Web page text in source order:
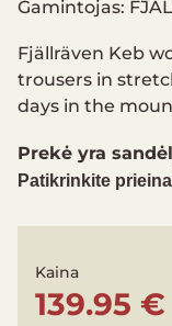
Gamintojas:
Fjällräven Keb
trousers in
days in the
Prekė yra
Patikrinkite
Kaina
139.95 €